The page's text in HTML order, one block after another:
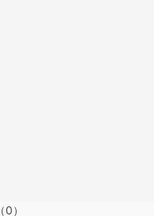
（0）